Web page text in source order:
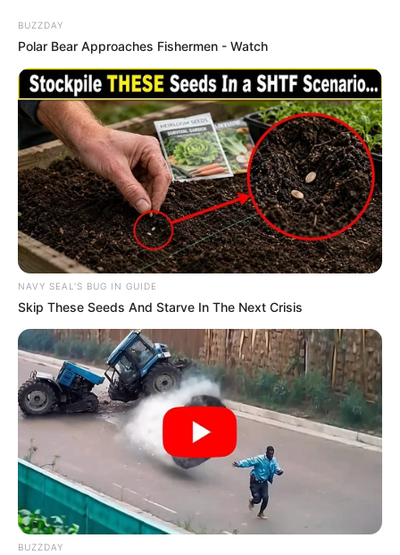
BUZZDAY
Polar Bear Approaches Fishermen - Watch
NAVY SEAL'S BUG IN GUIDE
Skip These Seeds And Starve In The Next Crisis
BUZZDAY